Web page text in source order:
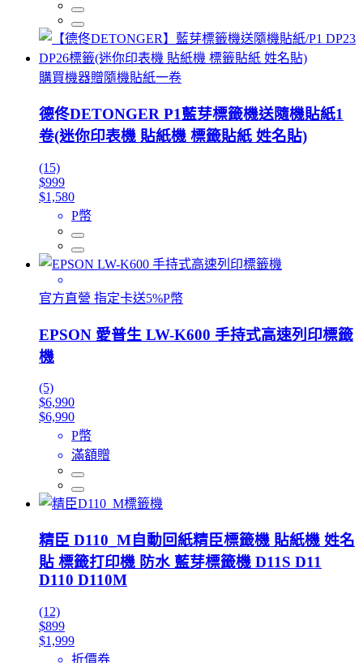
購買機器贈隨機貼紙一卷
德佟DETONGER P1藍芽標籤機送隨機貼紙1
卷(迷你印表機 貼紙機 標籤貼紙 姓名貼)
(15)
$999
$1,580
P幣
官方直營 指定卡送5%P幣
EPSON 愛普生 LW-K600 手持式高速列印標籤
機
(5)
$6,990
$6,990
P幣
滿額贈
精臣 D110_M自動回紙精臣標籤機 貼紙機 姓名
貼 標籤打印機 防水 藍芽標籤機 D11S D11
D110 D110M
(12)
$899
$1,999
折價券